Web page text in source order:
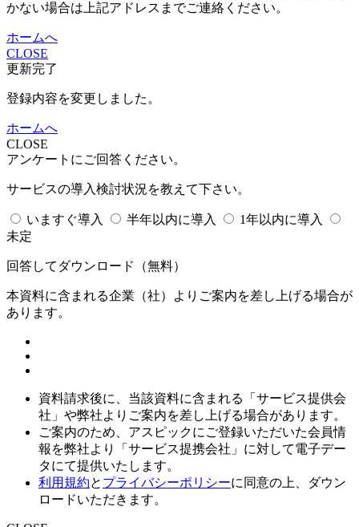
かない場合は上記アドレスまでご連絡ください。
ホームへ
CLOSE
更新完了
登録内容を変更しました。
ホームへ
CLOSE
アンケートにご回答ください。
サービスの導入検討状況を教えて下さい。
いますぐ導入 半年以内に導入
1年以内に導入
未定
回答してダウンロード （無料）
本資料に含まれる企業（社）よりご案内を差し上げる場合が
あります。
資料請求後に、当該資料に含まれる「サービス提供会
社」や弊社よりご案内を差し上げる場合があります。
ご案内のため、アスピックにご登録いただいた会員情
報を弊社より「サービス提携会社」に対して電子デー
タにて提供いたします。
利用規約と プライバシーポリシーに同意の上、ダウン
ロードいただきます。